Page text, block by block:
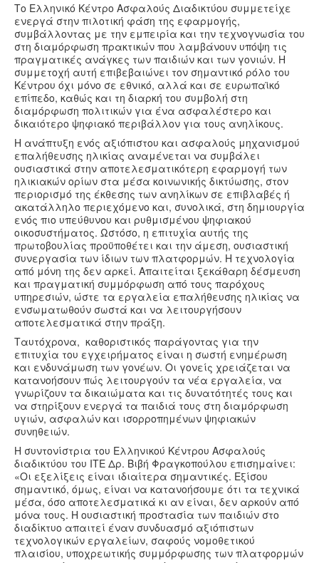
Το Ελληνικό Κέντρο Ασφαλούς Διαδικτύου συμμετείχε
ενεργά στην πιλοτική φάση της εφαρμογής,
συμβάλλοντας με την εμπειρία και την τεχνογνωσία του
στη διαμόρφωση πρακτικών που λαμβάνουν υπόψη τις
πραγματικές ανάγκες των παιδιών και των γονιών. Η
συμμετοχή αυτή επιβεβαιώνει τον σημαντικό ρόλο του
Κέντρου όχι μόνο σε εθνικό, αλλά και σε ευρωπαϊκό
επίπεδο, καθώς και τη διαρκή του συμβολή στη
διαμόρφωση πολιτικών για ένα ασφαλέστερο και
δικαιότερο ψηφιακό περιβάλλον για τους ανηλίκους.
Η ανάπτυξη ενός αξιόπιστου και ασφαλούς μηχανισμού
επαλήθευσης ηλικίας αναμένεται να συμβάλει
ουσιαστικά στην αποτελεσματικότερη εφαρμογή των
ηλικιακών ορίων στα μέσα κοινωνικής δικτύωσης, στον
περιορισμό της έκθεσης των ανηλίκων σε επιβλαβές ή
ακατάλληλο περιεχόμενο και, συνολικά, στη δημιουργία
ενός πιο υπεύθυνου και ρυθμισμένου ψηφιακού
οικοσυστήματος. Ωστόσο, η επιτυχία αυτής της
πρωτοβουλίας προϋποθέτει και την άμεση, ουσιαστική
συνεργασία των ίδιων των πλατφορμών. Η τεχνολογία
από μόνη της δεν αρκεί. Απαιτείται ξεκάθαρη δέσμευση
και πραγματική συμμόρφωση από τους παρόχους
υπηρεσιών, ώστε τα εργαλεία επαλήθευσης ηλικίας να
ενσωματωθούν σωστά και να λειτουργήσουν
αποτελεσματικά στην πράξη.
Ταυτόχρονα, καθοριστικός παράγοντας για την
επιτυχία του εγχειρήματος είναι η σωστή ενημέρωση
και ενδυνάμωση των γονέων. Οι γονείς χρειάζεται να
κατανοήσουν πώς λειτουργούν τα νέα εργαλεία, να
γνωρίζουν τα δικαιώματα και τις δυνατότητές τους και
να στηρίξουν ενεργά τα παιδιά τους στη διαμόρφωση
υγιών, ασφαλών και ισορροπημένων ψηφιακών
συνηθειών.
Η συντονίστρια του Ελληνικού Κέντρου Ασφαλούς
διαδικτύου του ΙΤΕ Δρ. Βιβή Φραγκοπούλου επισημαίνει:
«Οι εξελίξεις είναι ιδιαίτερα σημαντικές. Εξίσου
σημαντικό, όμως, είναι να κατανοήσουμε ότι τα τεχνικά
μέσα, όσο αποτελεσματικά κι αν είναι, δεν αρκούν από
μόνα τους. Η ουσιαστική προστασία των παιδιών στο
διαδίκτυο απαιτεί έναν συνδυασμό αξιόπιστων
τεχνολογικών εργαλείων, σαφούς νομοθετικού
πλαισίου, υποχρεωτικής συμμόρφωσης των πλατφορμών